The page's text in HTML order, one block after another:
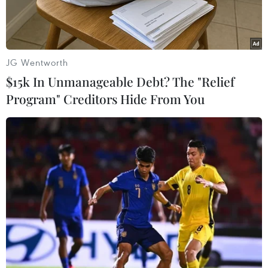
Ảnh minh họa. (Nguồn: TTXVN)
Từ 17 đến 28/6, 61 bệnh nhân đến từ các tỉnh
miền Trung-Tây Nguyên đã được phẫu thuật dị
tật bẩm sinh miễn phí.
JG Wentworth
$15k In Unmanageable Debt? The "Relief
Program" Creditors Hide From You